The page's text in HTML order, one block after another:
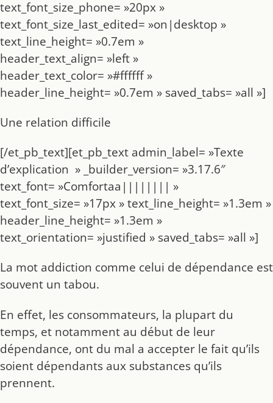
text_font_size_phone= »20px »
text_font_size_last_edited= »on|desktop »
text_line_height= »0.7em »
header_text_align= »left »
header_text_color= »#ffffff »
header_line_height= »0.7em » saved_tabs= »all »]
Une relation difficile
[/et_pb_text][et_pb_text admin_label= »Texte
d’explication » _builder_version= »3.17.6″
text_font= »Comfortaa|||||||| »
text_font_size= »17px » text_line_height= »1.3em »
header_line_height= »1.3em »
text_orientation= »justified » saved_tabs= »all »]
La mot addiction comme celui de dépendance est
souvent un tabou.
En effet, les consommateurs, la plupart du
temps, et notamment au début de leur
dépendance, ont du mal a accepter le fait qu’ils
soient dépendants aux substances qu’ils
prennent.